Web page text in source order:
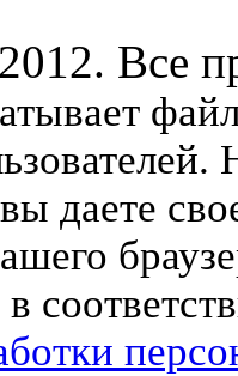
Все
даете